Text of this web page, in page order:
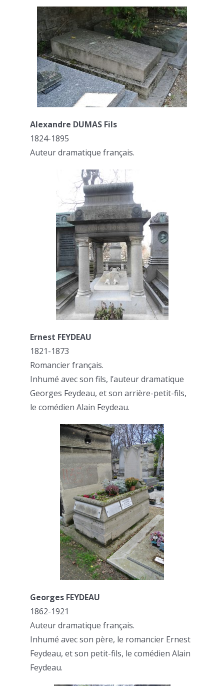
Alexandre DUMAS Fils
1824-1895
Auteur dramatique français.
Ernest FEYDEAU
1821-1873
Romancier français.
Inhumé avec son fils, l’auteur dramatique
Georges Feydeau, et son arrière-petit-fils,
le comédien Alain Feydeau.
Georges FEYDEAU
1862-1921
Auteur dramatique français.
Inhumé avec son père, le romancier Ernest
Feydeau, et son petit-fils, le comédien Alain
Feydeau.